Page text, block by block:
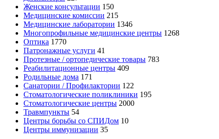
Женские консультации 150
Медицинские комиссии 215
Медицинские лаборатории 1346
Многопрофильные медицинские центры 1268
Оптика 1770
Патронажные услуги 41
Протезные / ортопедические товары 783
Реабилитационные центры 409
Родильные дома 171
Санатории / Профилактории 122
Стоматологические поликлиники 195
Стоматологические центры 2000
Травмпункты 54
Центры борьбы со СПИДом 10
Центры иммунизации 35